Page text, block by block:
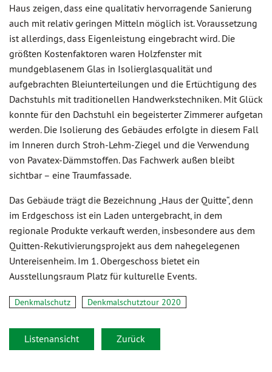
Haus zeigen, dass eine qualitativ hervorragende Sanierung
auch mit relativ geringen Mitteln möglich ist. Voraussetzung
ist allerdings, dass Eigenleistung eingebracht wird. Die
größten Kostenfaktoren waren Holzfenster mit
mundgeblasenem Glas in Isolierglasqualität und
aufgebrachten Bleiunterteilungen und die Ertüchtigung des
Dachstuhls mit traditionellen Handwerkstechniken. Mit Glück
konnte für den Dachstuhl ein begeisterter Zimmerer aufgetan
werden. Die Isolierung des Gebäudes erfolgte in diesem Fall
im Inneren durch Stroh-Lehm-Ziegel und die Verwendung
von Pavatex-Dämmstoffen. Das Fachwerk außen bleibt
sichtbar – eine Traumfassade.
Das Gebäude trägt die Bezeichnung „Haus der Quitte“, denn
im Erdgeschoss ist ein Laden untergebracht, in dem
regionale Produkte verkauft werden, insbesondere aus dem
Quitten-Rekutivierungsprojekt aus dem nahegelegenen
Untereisenheim. Im 1. Obergeschoss bietet ein
Ausstellungsraum Platz für kulturelle Events.
Denkmalschutz Denkmalschutztour 2020
Listenansicht Zurück